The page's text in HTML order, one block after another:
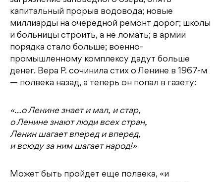
капитальный прорыв водовода; новые
миллиарды на очередной ремонт дорог; школы
и больницы строить, а не ломать; в армии
порядка стало больше; военно-
промышленному комплексу дадут больше
денег. Вера Р. сочинила стих о Ленине в 1967-м
— полвека назад, а теперь он попал в газету:
«…о Ленине знает и мал, и стар,
о Ленине знают люди всех стран,
Ленин шагает вперед и вперед,
и всюду за ним шагает народ!»
Может быть пройдет еще полвека, «и